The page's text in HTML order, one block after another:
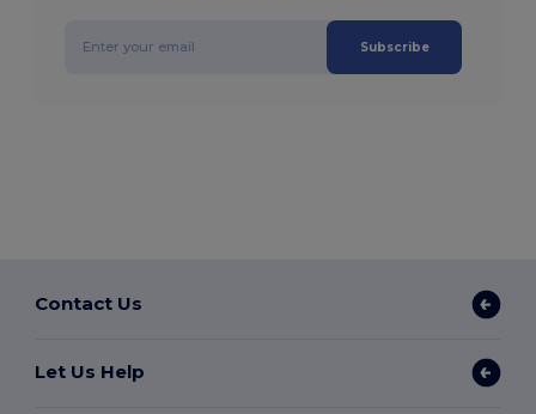
Subscribe
Contact Us
Let Us Help